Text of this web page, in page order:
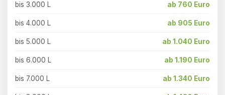
bis 3.000 L ab 760 Euro
bis 4.000 L ab 905 Euro
bis 5.000 L ab 1.040 Euro
bis 6.000 L ab 1.190 Euro
bis 7.000 L ab 1.340 Euro